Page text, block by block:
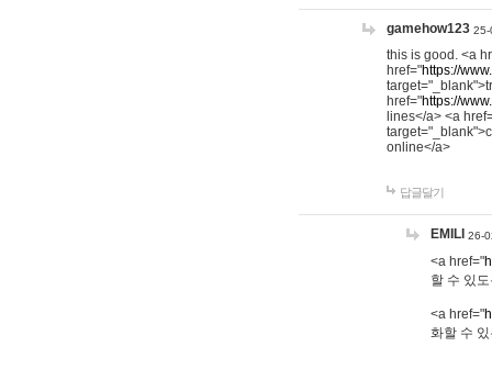
gamehow123 25-
this is good. <a
href="https://
href="https://
lines</a> <a
online</a>
답글달기
EMILI 26-
<a href="
할 수 있
<a href="
화할 수